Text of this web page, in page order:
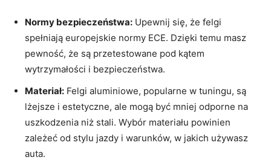
Normy bezpieczeństwa: Upewnij się, że felgi
spełniają europejskie normy ECE. Dzięki temu masz
pewność, że są przetestowane pod kątem
wytrzymałości i bezpieczeństwa.
Materiał: Felgi aluminiowe, popularne w tuningu, są
lżejsze i estetyczne, ale mogą być mniej odporne na
uszkodzenia niż stali. Wybór materiału powinien
zależeć od stylu jazdy i warunków, w jakich używasz
auta.